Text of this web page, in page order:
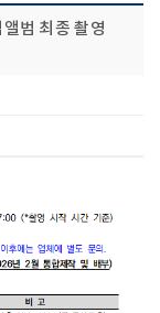
범 최종 촬영